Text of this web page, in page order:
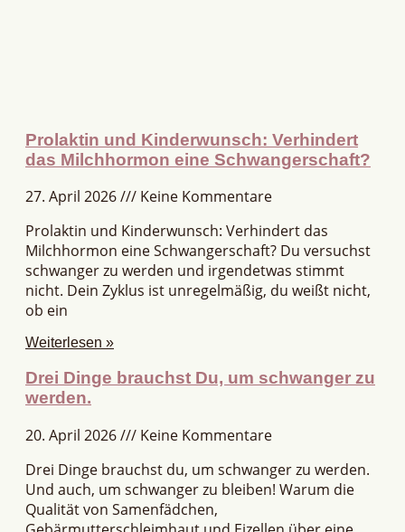
Prolaktin und Kinderwunsch: Verhindert
das Milchhormon eine Schwangerschaft?
27. April 2026
Keine Kommentare
Prolaktin und Kinderwunsch: Verhindert das
Milchhormon eine Schwangerschaft? Du versuchst
schwanger zu werden und irgendetwas stimmt
nicht. Dein Zyklus ist unregelmäßig, du weißt nicht,
ob ein
Weiterlesen »
Drei Dinge brauchst Du, um schwanger zu
werden.
20. April 2026
Keine Kommentare
Drei Dinge brauchst du, um schwanger zu werden.
Und auch, um schwanger zu bleiben! Warum die
Qualität von Samenfädchen,